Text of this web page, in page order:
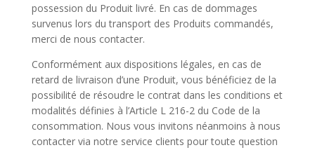
possession du Produit livré. En cas de dommages
survenus lors du transport des Produits commandés,
merci de nous contacter.
Conformément aux dispositions légales, en cas de
retard de livraison d’une Produit, vous bénéficiez de la
possibilité de résoudre le contrat dans les conditions et
modalités définies à l’Article L 216-2 du Code de la
consommation. Nous vous invitons néanmoins à nous
contacter via notre service clients pour toute question